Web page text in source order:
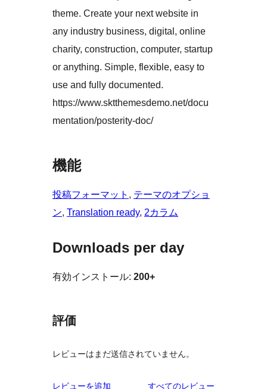
theme. Create your next website in
any industry business, digital, online
charity, construction, computer, startup
or anything. Simple, flexible, easy to
use and fully documented.
https://www.sktthemesdemo.net/docu
mentation/posterity-doc/
機能
投稿フォーマット , テーマのオプショ
ン, Translation ready, 2カラム
Downloads per day
有効インストール: 200+
評価
レビューはまだ送信されていません。
レビューを追加 すべてのレビュー